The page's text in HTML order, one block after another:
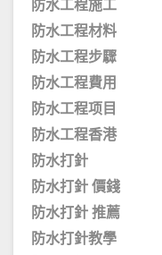
防水工程施工
防水工程材料
防水工程步驟
防水工程費用
防水工程项目
防水工程香港
防水打針
防水打針 價錢
防水打針 推薦
防水打針教學